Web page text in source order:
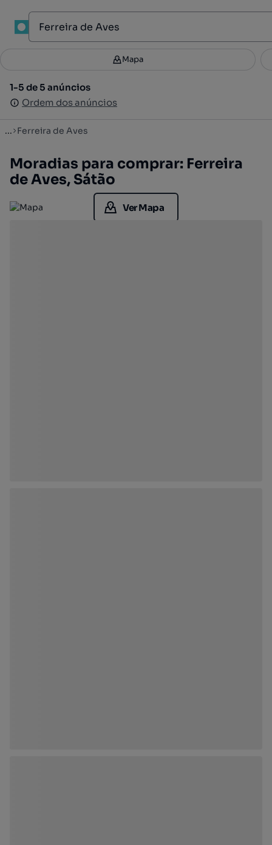
Filtros 2
1-5 de 5 anúncios
Ordem dos anúncios
Mapa
1-5 de 5 anúncios
Ordem dos anúncios
... Ferreira de Aves
Moradias para comprar: Ferreira
de Aves, Sátão
Ver Mapa